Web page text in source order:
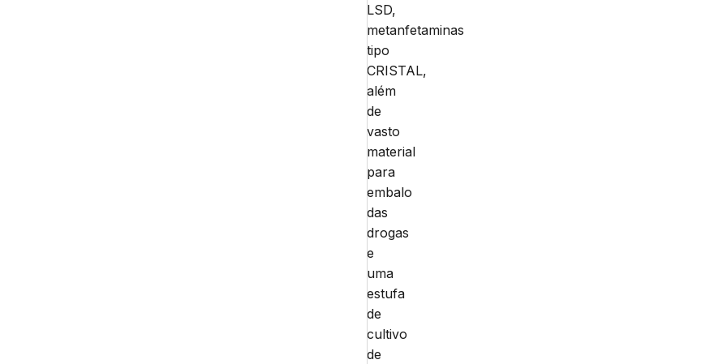
LSD,
metanfetaminas
tipo
CRISTAL,
além
de
vasto
material
para
embalo
das
drogas
e
uma
estufa
de
cultivo
de